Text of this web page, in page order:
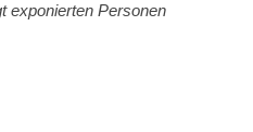
exponierten Personen